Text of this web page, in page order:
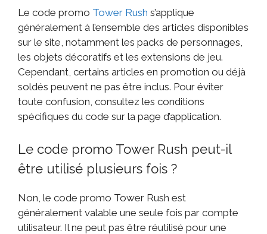
Le code promo Tower Rush s’applique
généralement à l’ensemble des articles disponibles
sur le site, notamment les packs de personnages,
les objets décoratifs et les extensions de jeu.
Cependant, certains articles en promotion ou déjà
soldés peuvent ne pas être inclus. Pour éviter
toute confusion, consultez les conditions
spécifiques du code sur la page d’application.
Le code promo Tower Rush peut-il
être utilisé plusieurs fois ?
Non, le code promo Tower Rush est
généralement valable une seule fois par compte
utilisateur. Il ne peut pas être réutilisé pour une